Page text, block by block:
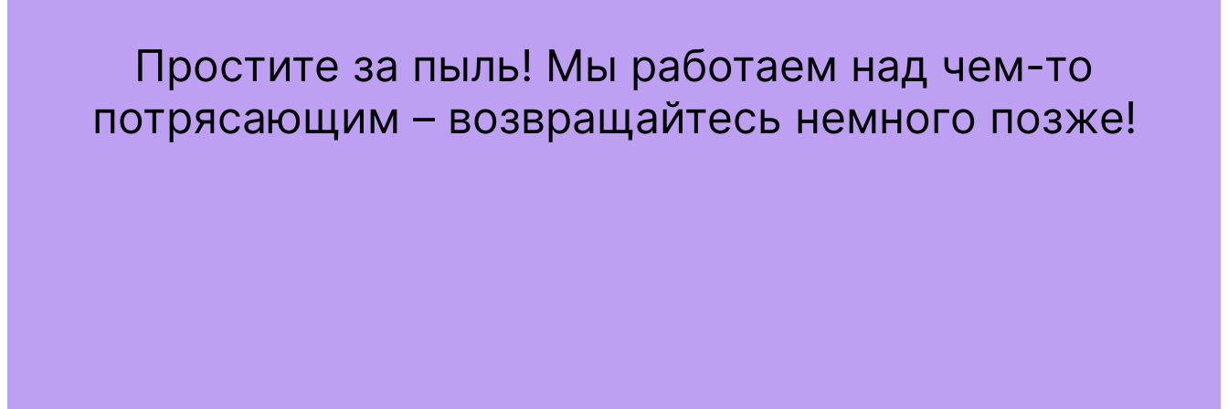
Простите за пыль! Мы работаем над чем-то
потрясающим – возвращайтесь немного позже!